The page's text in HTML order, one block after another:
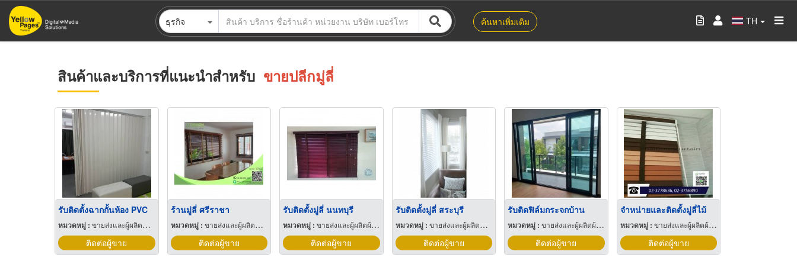
ข้าม
ไป
ธุรกิจ ค้นหาเพิ่มเติม TH
สินค้าและบริการที่แนะนำสำหรับ ขายปลีกมู่ลี่
รับติดตั้งฉากกั้นห้อง PVC
หมวดหมู่ : ขายส่งและผู้ผลิตม่าน
ติดต่อผู้ขาย
ร้านมู่ลี่ ศรีราชา
หมวดหมู่ : ขายส่งและผู้ผลิตม่าน
ติดต่อผู้ขาย
รับติดตั้งมู่ลี่ นนทบุรี
หมวดหมู่ : ขายส่งและผู้ผลิตผ้าม่าน
ติดต่อผู้ขาย
รับติดตั้งมู่ลี่ สระบุรี
หมวดหมู่ : ขายส่งและผู้ผลิตม่าน
ติดต่อผู้ขาย
รับติดฟิล์มกระจกบ้าน
หมวดหมู่ : ขายส่งและผู้ผลิตผ้าม่าน
ติดต่อผู้ขาย
จำหน่ายและติดตั้งมู่ลี่ไม้
หมวดหมู่ : ขายส่งและผู้ผลิตผ้าม่าน
ติดต่อผู้ขาย